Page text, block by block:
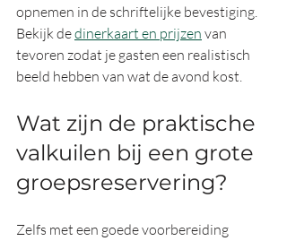
opnemen in de schriftelijke bevestiging.
Bekijk de dinerkaart en prijzen van
tevoren zodat je gasten een realistisch
beeld hebben van wat de avond kost.
Wat zijn de praktische
valkuilen bij een grote
groepsreservering?
Zelfs met een goede voorbereiding